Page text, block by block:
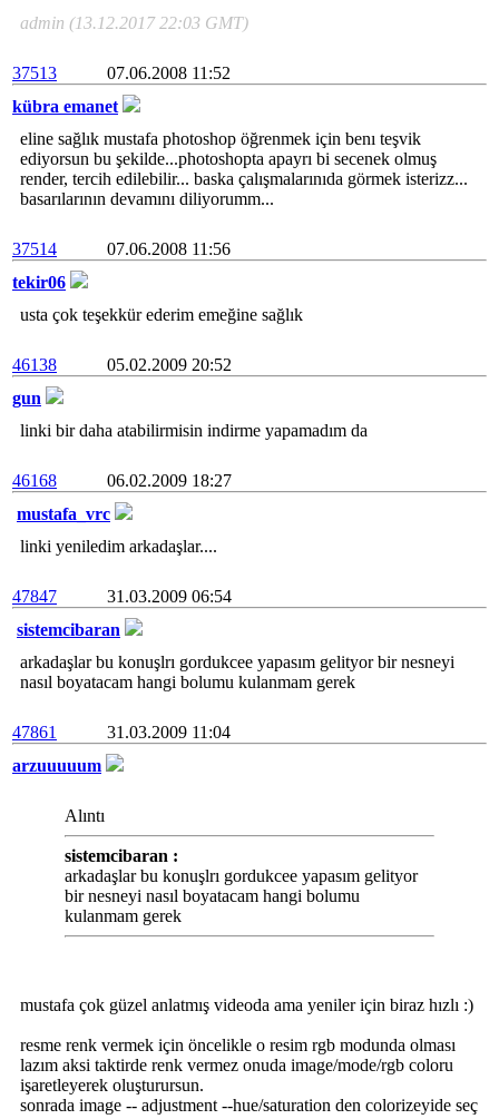
admin (13.12.2017 22:03 GMT)
37513
07.06.2008 11:52
kübra emanet
eline sağlık mustafa photoshop öğrenmek için benı teşvik
ediyorsun bu şekilde...photoshopta apayrı bi secenek olmuş
render, tercih edilebilir... baska çalışmalarınıda görmek isterizz...
basarılarının devamını diliyorumm...
37514
07.06.2008 11:56
tekir06
usta çok teşekkür ederim emeğine sağlık
46138
05.02.2009 20:52
gun
linki bir daha atabilirmisin indirme yapamadım da
46168
06.02.2009 18:27
mustafa_vrc
linki yeniledim arkadaşlar....
47847
31.03.2009 06:54
sistemcibaran
arkadaşlar bu konuşlrı gordukcee yapasım gelityor bir nesneyi
nasıl boyatacam hangi bolumu kulanmam gerek
47861
31.03.2009 11:04
arzuuuuum
Alıntı
sistemcibaran :
arkadaşlar bu konuşlrı gordukcee yapasım gelityor
bir nesneyi nasıl boyatacam hangi bolumu
kulanmam gerek
mustafa çok güzel anlatmış videoda ama yeniler için biraz hızlı :)
resme renk vermek için öncelikle o resim rgb modunda olması
lazım aksi taktirde renk vermez onuda image/mode/rgb coloru
işaretleyerek oluşturursun.
sonrada image -- adjustment --hue/saturation den colorizeyide seç